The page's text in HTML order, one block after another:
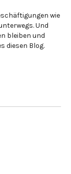
wie
Und
bleiben und
diesen Blog.